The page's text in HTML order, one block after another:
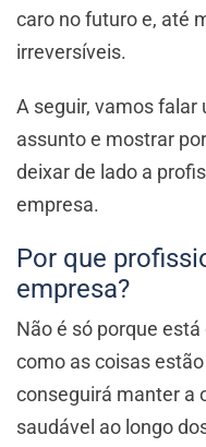
caro no futuro e, até
irreversíveis.
A seguir, vamos falar
assunto e mostrar
deixar de lado a
empresa.
Por que
empresa?
Não é só porque
como as coisas
conseguirá manter a
saudável ao longo